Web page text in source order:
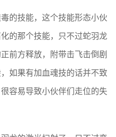
的技能，这个技能形态小伙
的那个技能，只不过蛇羽龙
前方释放，附带击飞击倒剧
如果有加血魂技的话并不致
容易导致小伙伴们走位的失